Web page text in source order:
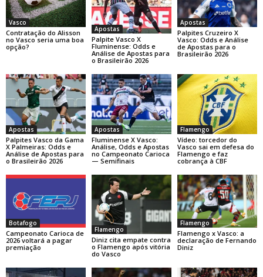
Vasco
Contratação do Alisson
no Vasco seria uma boa
opção?
Apostas
Palpite Vasco X
Fluminense: Odds e
Análise de Apostas para
o Brasileirão 2026
Apostas
Palpites Cruzeiro X
Vasco: Odds e Análise
de Apostas para o
Brasileirão 2026
Apostas
Palpites Vasco da Gama
X Palmeiras: Odds e
Análise de Apostas para
o Brasileirão 2026
Apostas
Fluminense X Vasco:
Análise, Odds e Apostas
no Campeonato Carioca
— Semifinais
Flamengo
Vídeo: torcedor do
Vasco sai em defesa do
Flamengo e faz
cobrança à CBF
Botafogo
Campeonato Carioca de
2026 voltará a pagar
premiação
Flamengo
Diniz cita empate contra
o Flamengo após vitória
do Vasco
Flamengo
Flamengo x Vasco: a
declaração de Fernando
Diniz